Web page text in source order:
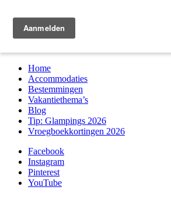
Home
Accommodaties
Bestemmingen
Vakantiethema’s
Blog
Tip: Glampings 2026
Vroegboekkortingen 2026
Facebook
Instagram
Pinterest
YouTube